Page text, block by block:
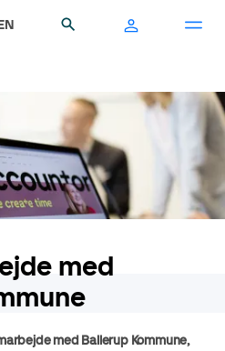
med
med Ballerup Kommune,